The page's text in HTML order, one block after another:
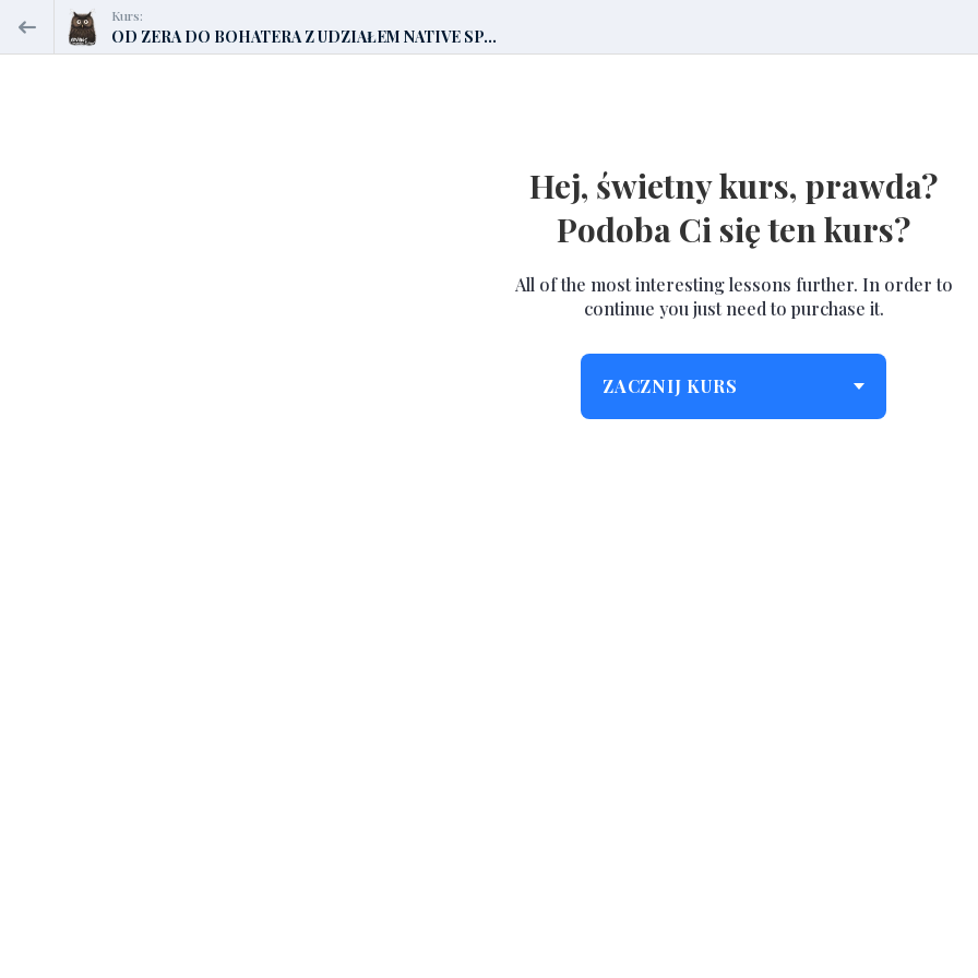
Kurs:
OD ZERA DO BOHATERA Z UDZIAŁEM NATIVE SP...
Hej, świetny kurs, prawda?
Podoba Ci się ten kurs?
All of the most interesting lessons further. In order to
continue you just need to purchase it.
ZACZNIJ KURS